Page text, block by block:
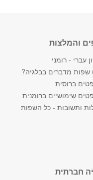
והמלצות
עברי - רומני
שפות מדברים בבלגיה?
ברוסית
שימושיים ברומנית
ותשובות - כל השפות
חברתית